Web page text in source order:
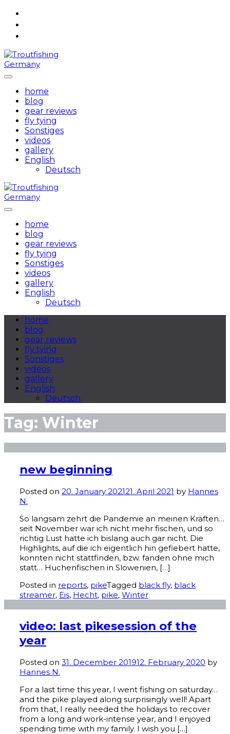
Skip
home
blog
gear reviews
fly tying
Sonstiges
videos
gallery
English
Deutsch
home
blog
gear reviews
fly tying
Sonstiges
videos
gallery
English
Deutsch
home
blog
gear reviews
fly tying
Sonstiges
videos
gallery
English
Deutsch
Tag: Winter
new beginning
Posted on 20. January 202121. April 2021 by Hannes
N.
So langsam zehrt die Pandemie an meinen Kräften…
seit November war ich nicht mehr fischen, und so
richtig Lust hatte ich bislang auch gar nicht. Die
Highlights, auf die ich eigentlich hin gefiebert hatte,
konnten nicht stattfinden, bzw. fanden ohne mich
statt… Huchenfischen in Slowenien, […]
Posted in reports, pikeTagged black fly, black
streamer, Eis, Hecht, pike, Winter
video: last pikesession of the
year
Posted on 31. December 201912. February 2020 by
Hannes N.
For a last time this year, I went fishing on saturday…
and the pike played along surprisingly well! Apart
from that, I really needed the holidays to recover
from a long and work-intense year, and I enjoyed
spending time with my family. I wish you […]